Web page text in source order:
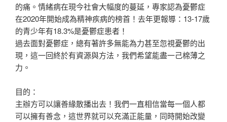
的痛。情緒病在現今社會大幅度的蔓延，專家認為憂鬱症
在2020年開始成為精神疾病的榜首！去年更報導：13-17歲
的青少年有18.3%是憂鬱症患者！
過去面對憂鬱症，總有著許多無能為力甚至忽視憂鬱的出
現，這一回終於有資源與方法，我們希望能盡一己棉薄之
力。
目的：
主辦方可以讓善緣散播出去！我們一直相信當每一個人都
可以擁有善念，這世界就可以充滿正能量，同時開始改變